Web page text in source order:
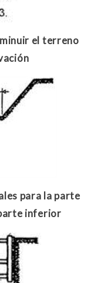
el terreno
para la parte
inferior